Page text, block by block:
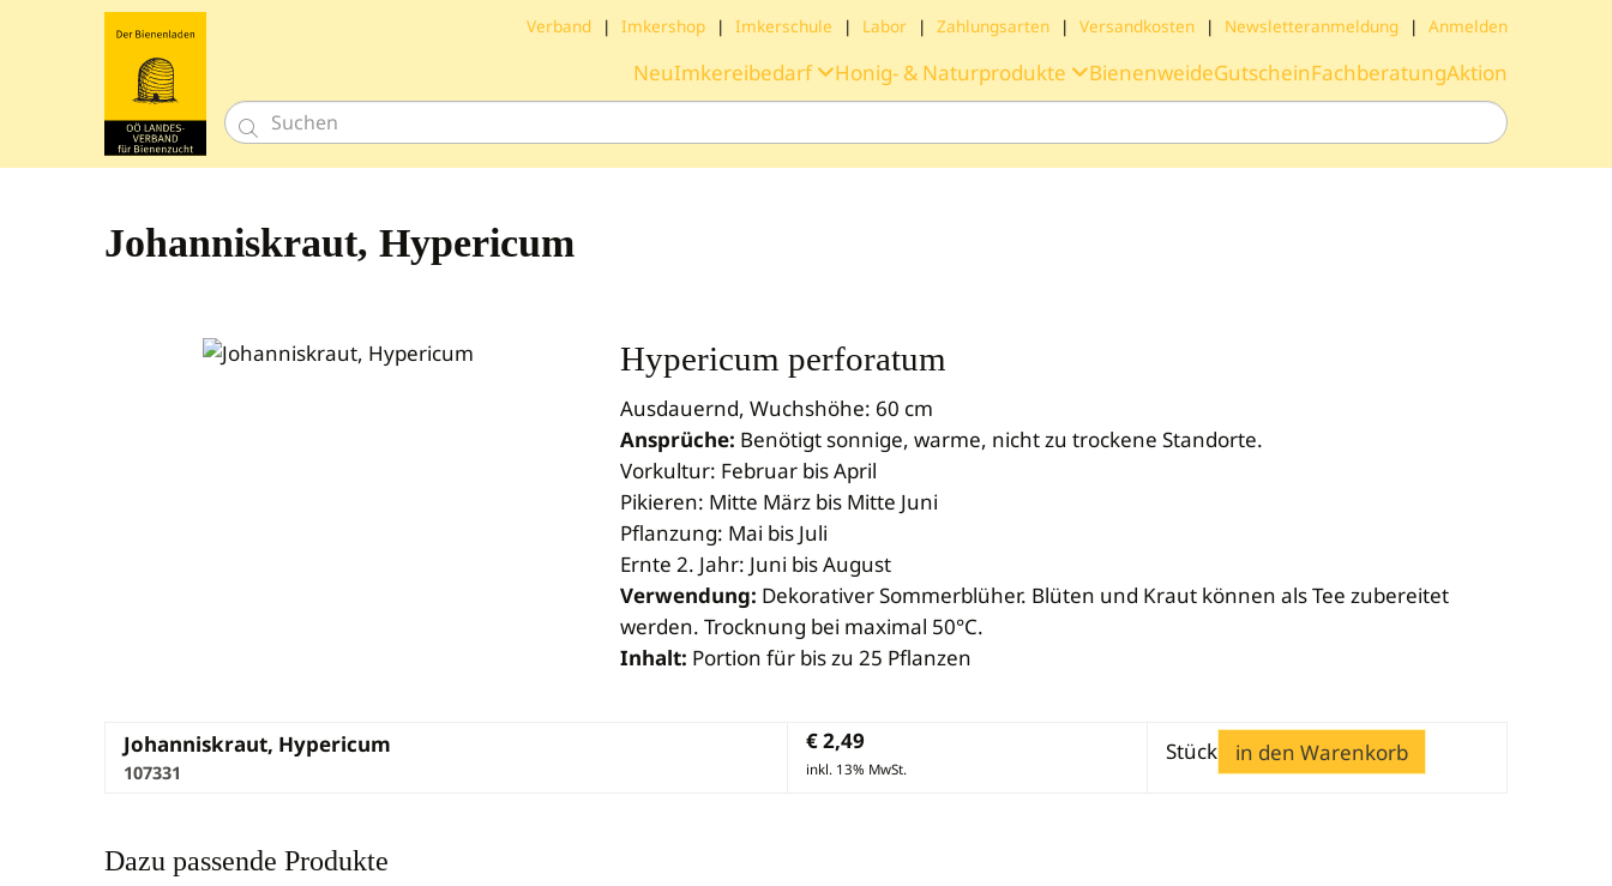
Verband | Imkershop | Imkerschule | Labor | Zahlungsarten | Versandkosten | Newsletteranmeldung | Anmelden
NeuImkereibedarf Honig- & Naturprodukte BienenweideGutscheinFachberatungAktion

Johanniskraut, Hypericum
Hypericum perforatum
Ausdauernd, Wuchshöhe: 60 cm
Ansprüche: Benötigt sonnige, warme, nicht zu trockene Standorte.
Vorkultur: Februar bis April
Pikieren: Mitte März bis Mitte Juni
Pflanzung: Mai bis Juli
Ernte 2. Jahr: Juni bis August
Verwendung: Dekorativer Sommerblüher. Blüten und Kraut können als Tee zubereitet
werden. Trocknung bei maximal 50°C.
Inhalt: Portion für bis zu 25 Pflanzen
Johanniskraut, Hypericum
107331
€2,49
inkl. 13% MwSt.
Stück in den Warenkorb
Dazu passende Produkte